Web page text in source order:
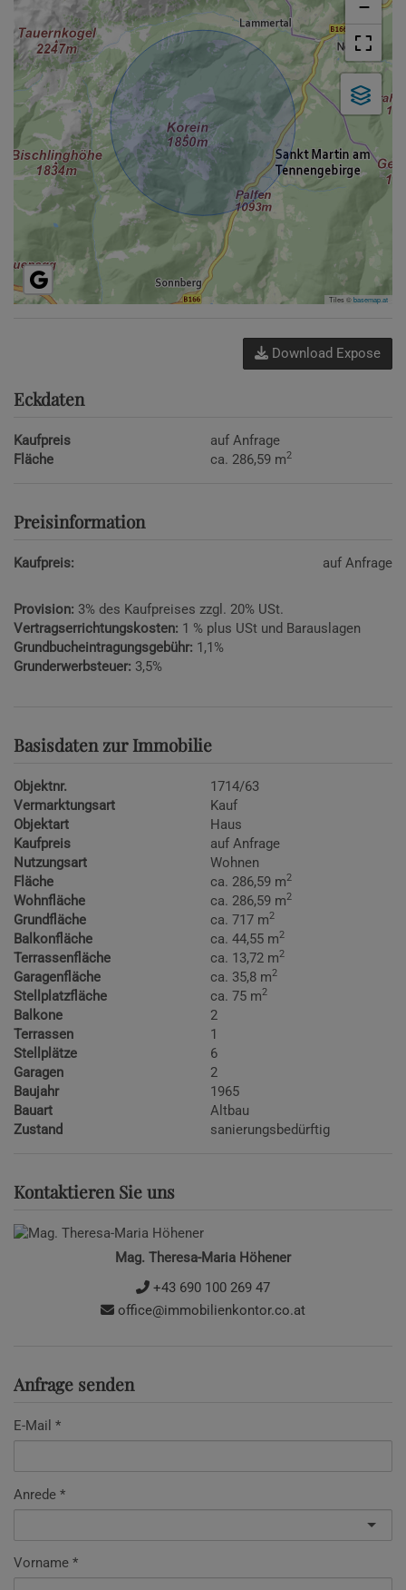
−
Tiles ©basemap.at
Download Expose
Eckdaten
Kaufpreis
auf Anfrage
Fläche
ca. 286,59 m2
Preisinformation
Kaufpreis: auf Anfrage
Provision: 3% des Kaufpreises zzgl. 20% USt.
Vertragserrichtungskosten: 1 % plus USt und Barauslagen
Grundbucheintragungsgebühr: 1,1%
Grunderwerbsteuer: 3,5%
Basisdaten zur Immobilie
Objektnr.
1714/63
Vermarktungsart
Kauf
Objektart
Haus
Kaufpreis
auf Anfrage
Nutzungsart
Wohnen
Fläche
ca. 286,59 m2
Wohnfläche ca. 286,59 m2
Grundfläche ca. 717 m2
Balkonfläche ca. 44,55 m2
Terrassenfläche ca. 13,72 m2
Garagenfläche ca. 35,8 m2
Stellplatzfläche ca. 75 m2
Balkone
2
Terrassen
1
Stellplätze
6
Garagen
2
Baujahr
1965
Bauart
Altbau
Zustand
sanierungsbedürftig
Kontaktieren Sie uns
Mag. Theresa-Maria Höhener
+43 690 100 269 47
office@immobilienkontor.co.at
Anfrage senden
E-Mail
Anrede
Vorname